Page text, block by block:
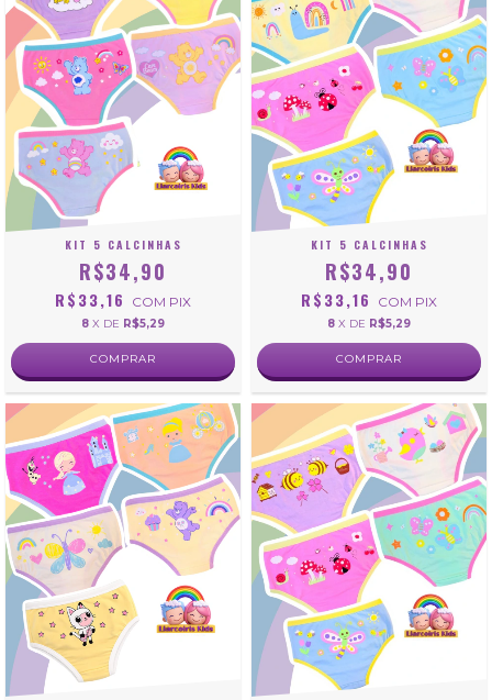
KIT 5 CALCINHAS
R$34,90
R$33,16 COM PIX
8 X DE R$5,29
COMPRAR
KIT 5 CALCINHAS
R$34,90
R$33,16 COM PIX
8 X DE R$5,29
COMPRAR